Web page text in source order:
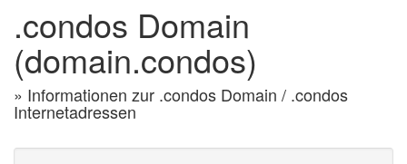
.condos Domain
(domain.condos)
» Informationen zur .condos Domain / .condos
Internetadressen